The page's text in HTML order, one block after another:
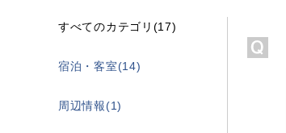
すべてのカテゴリ(17)
宿泊・客室(14)
周辺情報(1)